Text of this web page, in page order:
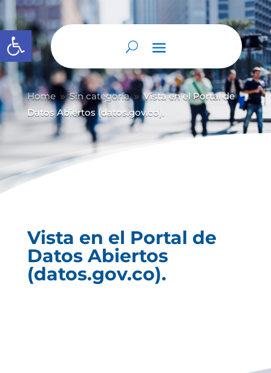
Abrir barra de herramientas
Home 9 Sin categoría 9 Vista en el Portal de
Datos Abiertos (datos.gov.co).
Vista en el Portal de
Datos Abiertos
(datos.gov.co).